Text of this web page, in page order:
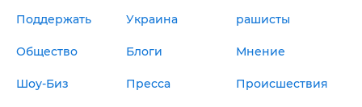
Поддержать Украина рашисты
Общество Блоги Мнение
Шоу-Биз Пресса Происшествия